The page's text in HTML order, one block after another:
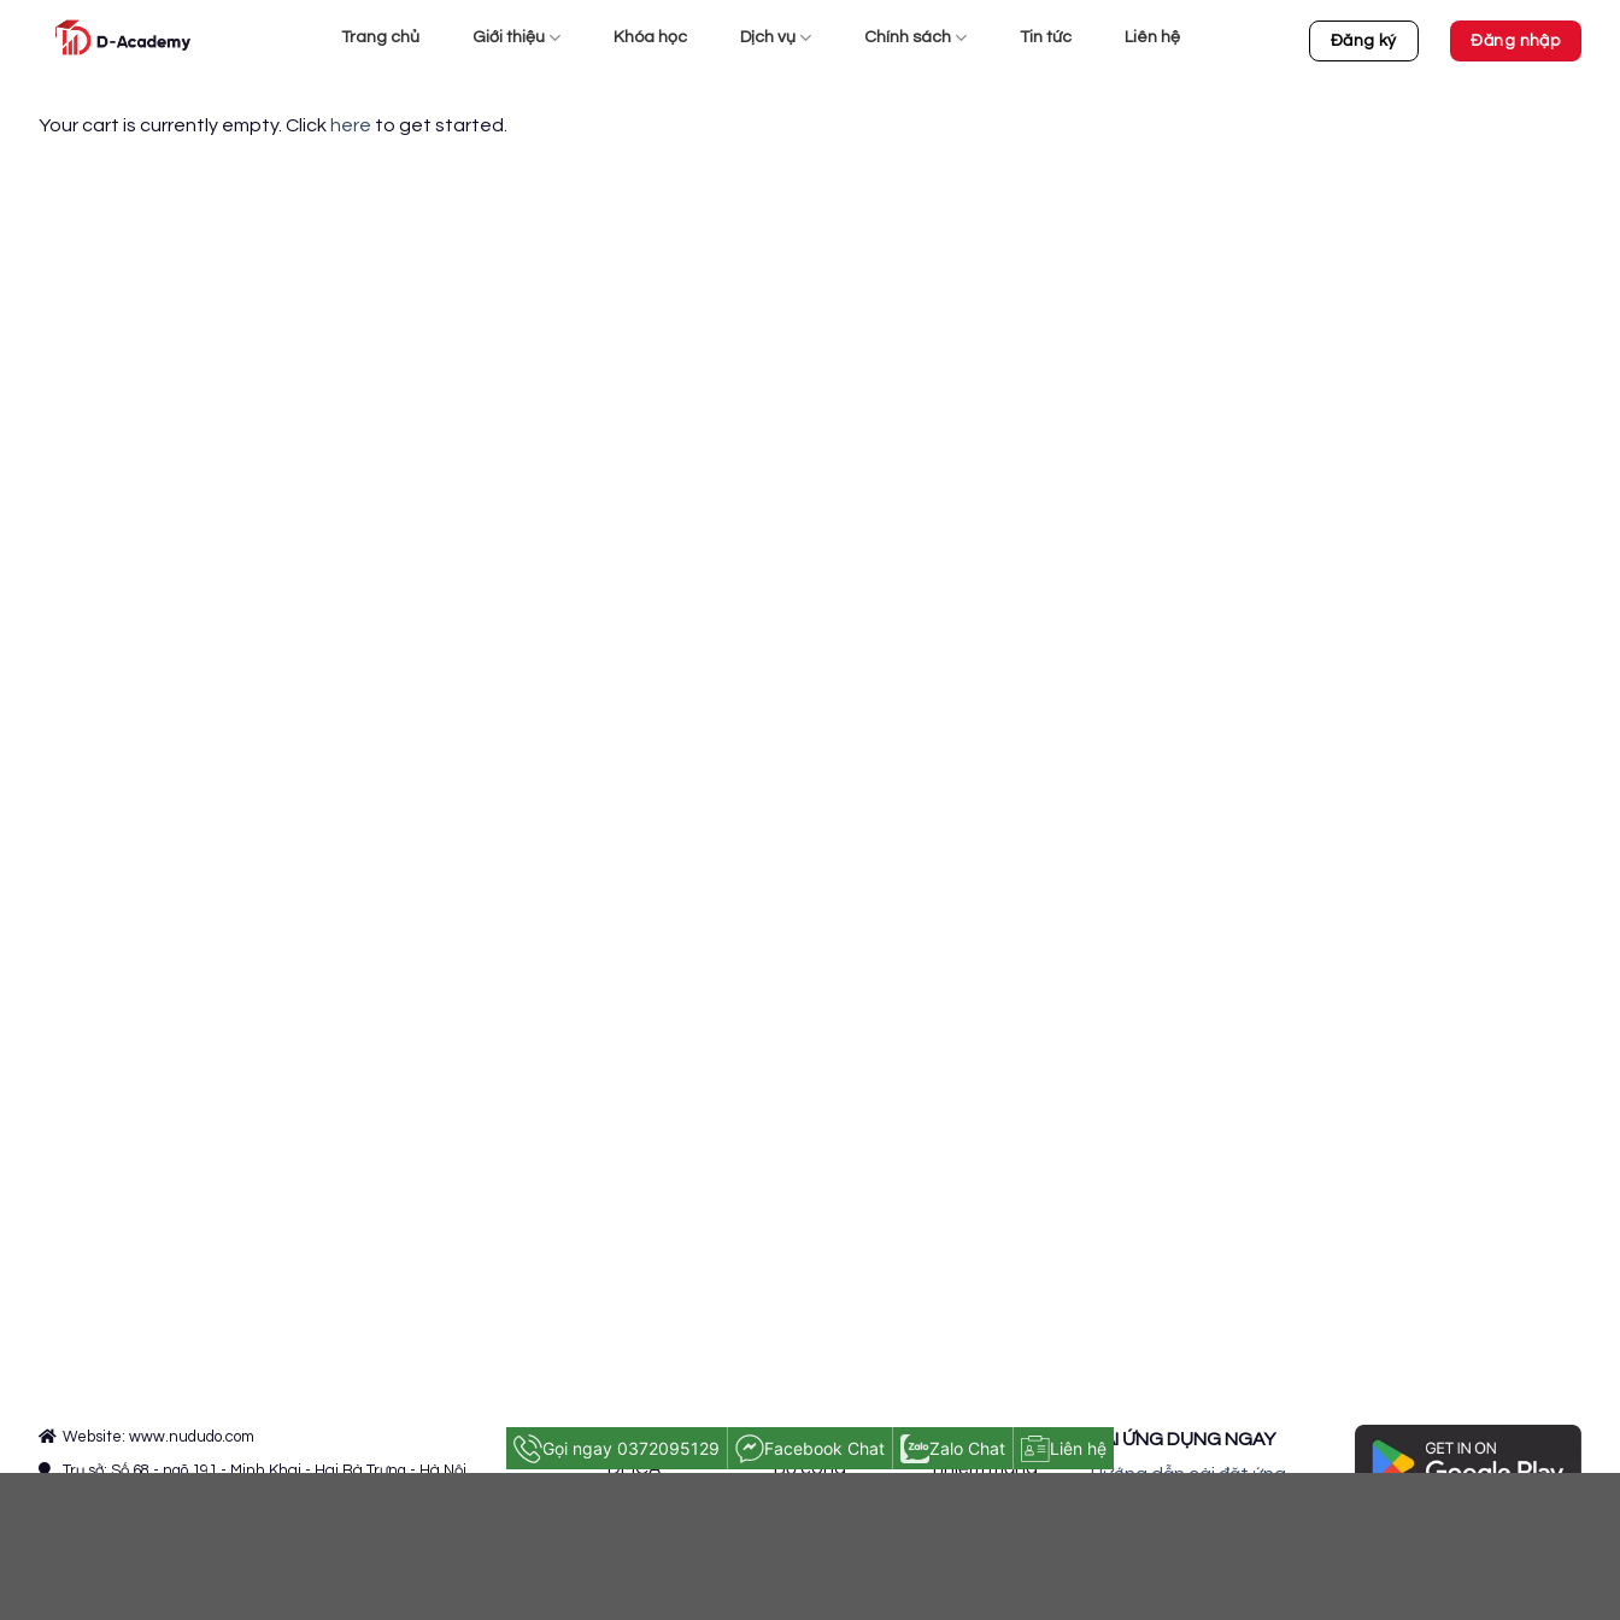
Trang chủ Giới thiệu Khóa học Dịch vụ Chính sách Tin tức Liên hệ Đăng ký Đăng nhập
Your cart is currently empty. Click here to get started.
Website: www.nududo.com
Trụ sở: Số 68 - ngõ 191 - Minh Khai - Hai Bà Trưng - Hà Nội.
Chứng nhận
DMCA
Thông báo với
Bộ công
Chứng nhận tín
nhiệm mạng
TẢI ỨNG DỤNG NGAY
Hướng dẫn cài đặt ứng
Gọi ngay 0372095129 Facebook Chat Zalo Chat Liên hệ